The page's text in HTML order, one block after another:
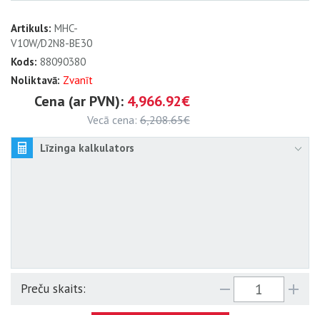
Artikuls: MHC-
V10W/D2N8-BE30
Kods: 88090380
Noliktavā: Zvanīt
Cena (ar PVN): 4,966.92€
Vecā cena:6,208.65€
Līzinga kalkulators
Preču skaits: